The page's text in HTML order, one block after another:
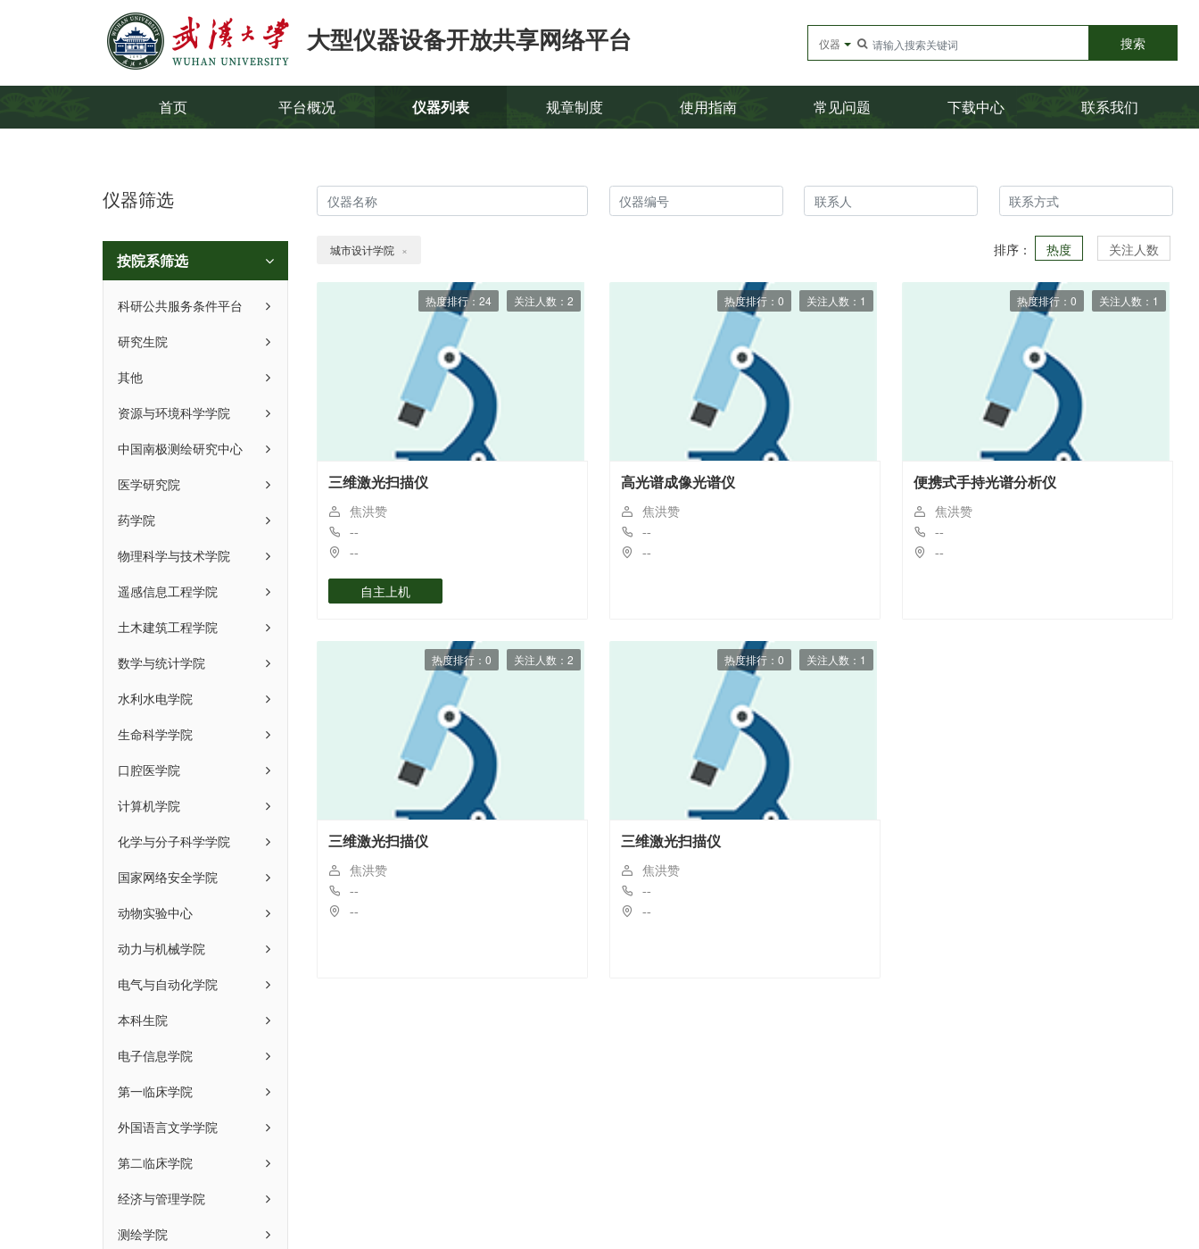
大型仪器设备开放共享网络平台 仪器 搜索
首页 平台概况 仪器列表 规章制度 使用指南 常见问题 下载中心 联系我们
仪器筛选
按院系筛选
科研公共服务条件平台
研究生院
其他
资源与环境科学学院
中国南极测绘研究中心
医学研究院
药学院
物理科学与技术学院
遥感信息工程学院
土木建筑工程学院
数学与统计学院
水利水电学院
生命科学学院
口腔医学院
计算机学院
化学与分子科学学院
国家网络安全学院
动物实验中心
动力与机械学院
电气与自动化学院
本科生院
电子信息学院
第一临床学院
外国语言文学学院
第二临床学院
经济与管理学院
测绘学院
城市设计学院 × 排序： 热度 关注人数
热度排行：24 关注人数：2
三维激光扫描仪
焦洪赞
--
--
自主上机
热度排行：0 关注人数：1
高光谱成像光谱仪
焦洪赞
--
--
热度排行：0 关注人数：1
便携式手持光谱分析仪
焦洪赞
--
--
热度排行：0 关注人数：2
三维激光扫描仪
焦洪赞
--
--
热度排行：0 关注人数：1
三维激光扫描仪
焦洪赞
--
--